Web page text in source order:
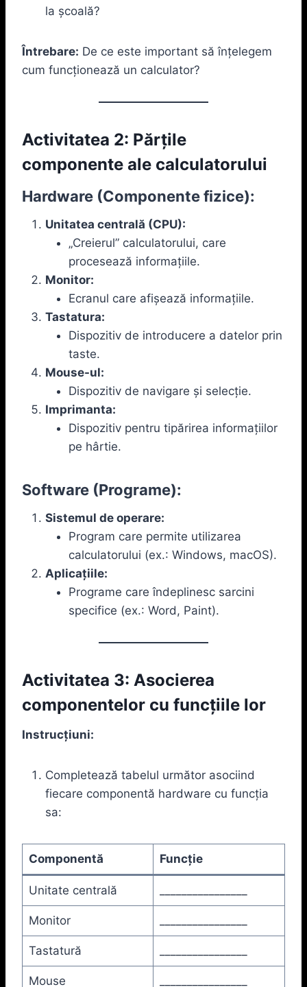
la școală?
Întrebare: De ce este important să înțelegem
cum funcționează un calculator?
Activitatea 2: Părțile
componente ale calculatorului
Hardware (Componente fizice):
Unitatea centrală (CPU):
„Creierul” calculatorului, care
procesează informațiile.
Monitor:
Ecranul care afișează informațiile.
Tastatura:
Dispozitiv de introducere a datelor prin
taste.
Mouse-ul:
Dispozitiv de navigare și selecție.
Imprimanta:
Dispozitiv pentru tipărirea informațiilor
pe hârtie.
Software (Programe):
Sistemul de operare:
Program care permite utilizarea
calculatorului (ex.: Windows, macOS).
Aplicațiile:
Programe care îndeplinesc sarcini
specifice (ex.: Word, Paint).
Activitatea 3: Asocierea
componentelor cu funcțiile lor
Instrucțiuni:
Completează tabelul următor asociind
fiecare componentă hardware cu funcția
sa:
Componentă Funcție
Unitate centrală
Monitor
Tastatură
Mouse